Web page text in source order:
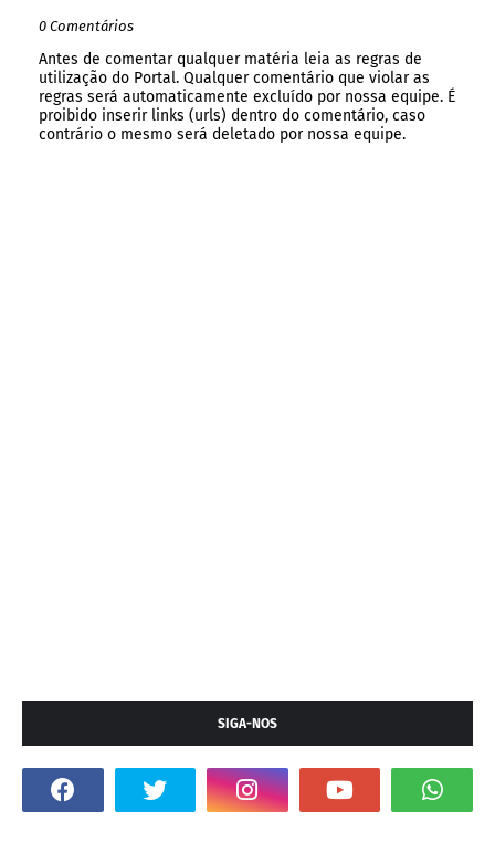
0 Comentários
Antes de comentar qualquer matéria leia as regras de
utilização do Portal. Qualquer comentário que violar as
regras será automaticamente excluído por nossa equipe. É
proibido inserir links (urls) dentro do comentário, caso
contrário o mesmo será deletado por nossa equipe.
SIGA-NOS